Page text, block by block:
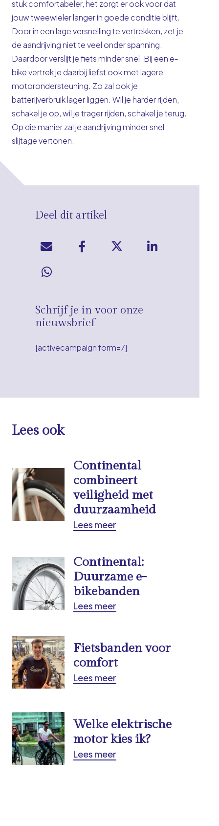
stuk comfortabeler, het zorgt er ook voor dat
jouw tweewieler langer in goede conditie blijft.
Door in een lage versnelling te vertrekken, zet je
de aandrijving niet te veel onder spanning.
Daardoor verslijt je fiets minder snel. Bij een e-
bike vertrek je daarbij liefst ook met lagere
motorondersteuning. Zo zal ook je
batterijverbruik lager liggen. Wil je harder rijden,
schakel je op, wil je trager rijden, schakel je terug.
Op die manier zal je aandrijving minder snel
slijtage vertonen.
Deel dit artikel
Schrijf je in voor onze
nieuwsbrief
[activecampaign form=7]
Lees ook
Continental
combineert
veiligheid met
duurzaamheid
Lees meer
Continental:
Duurzame e-
bikebanden
Lees meer
Fietsbanden voor
comfort
Lees meer
Welke elektrische
motor kies ik?
Lees meer